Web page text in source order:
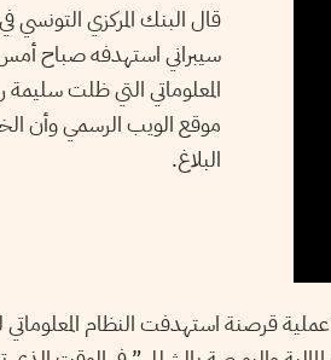
قال البنك المركزي
سيبراني استهدفه صباح أمس
المعلوماتي التي ظلت
موقع الويب الرسمي وأن
البلاغ.
قرصنة استهدفت النظام المعلوماتي